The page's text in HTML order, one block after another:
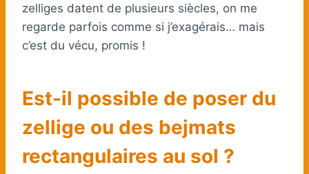
zelliges datent de plusieurs siècles, on me
regarde parfois comme si j’exagérais… mais
c’est du vécu, promis !
Est-il possible de poser du
zellige ou des bejmats
rectangulaires au sol ?